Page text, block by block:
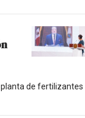
de fertilizantes